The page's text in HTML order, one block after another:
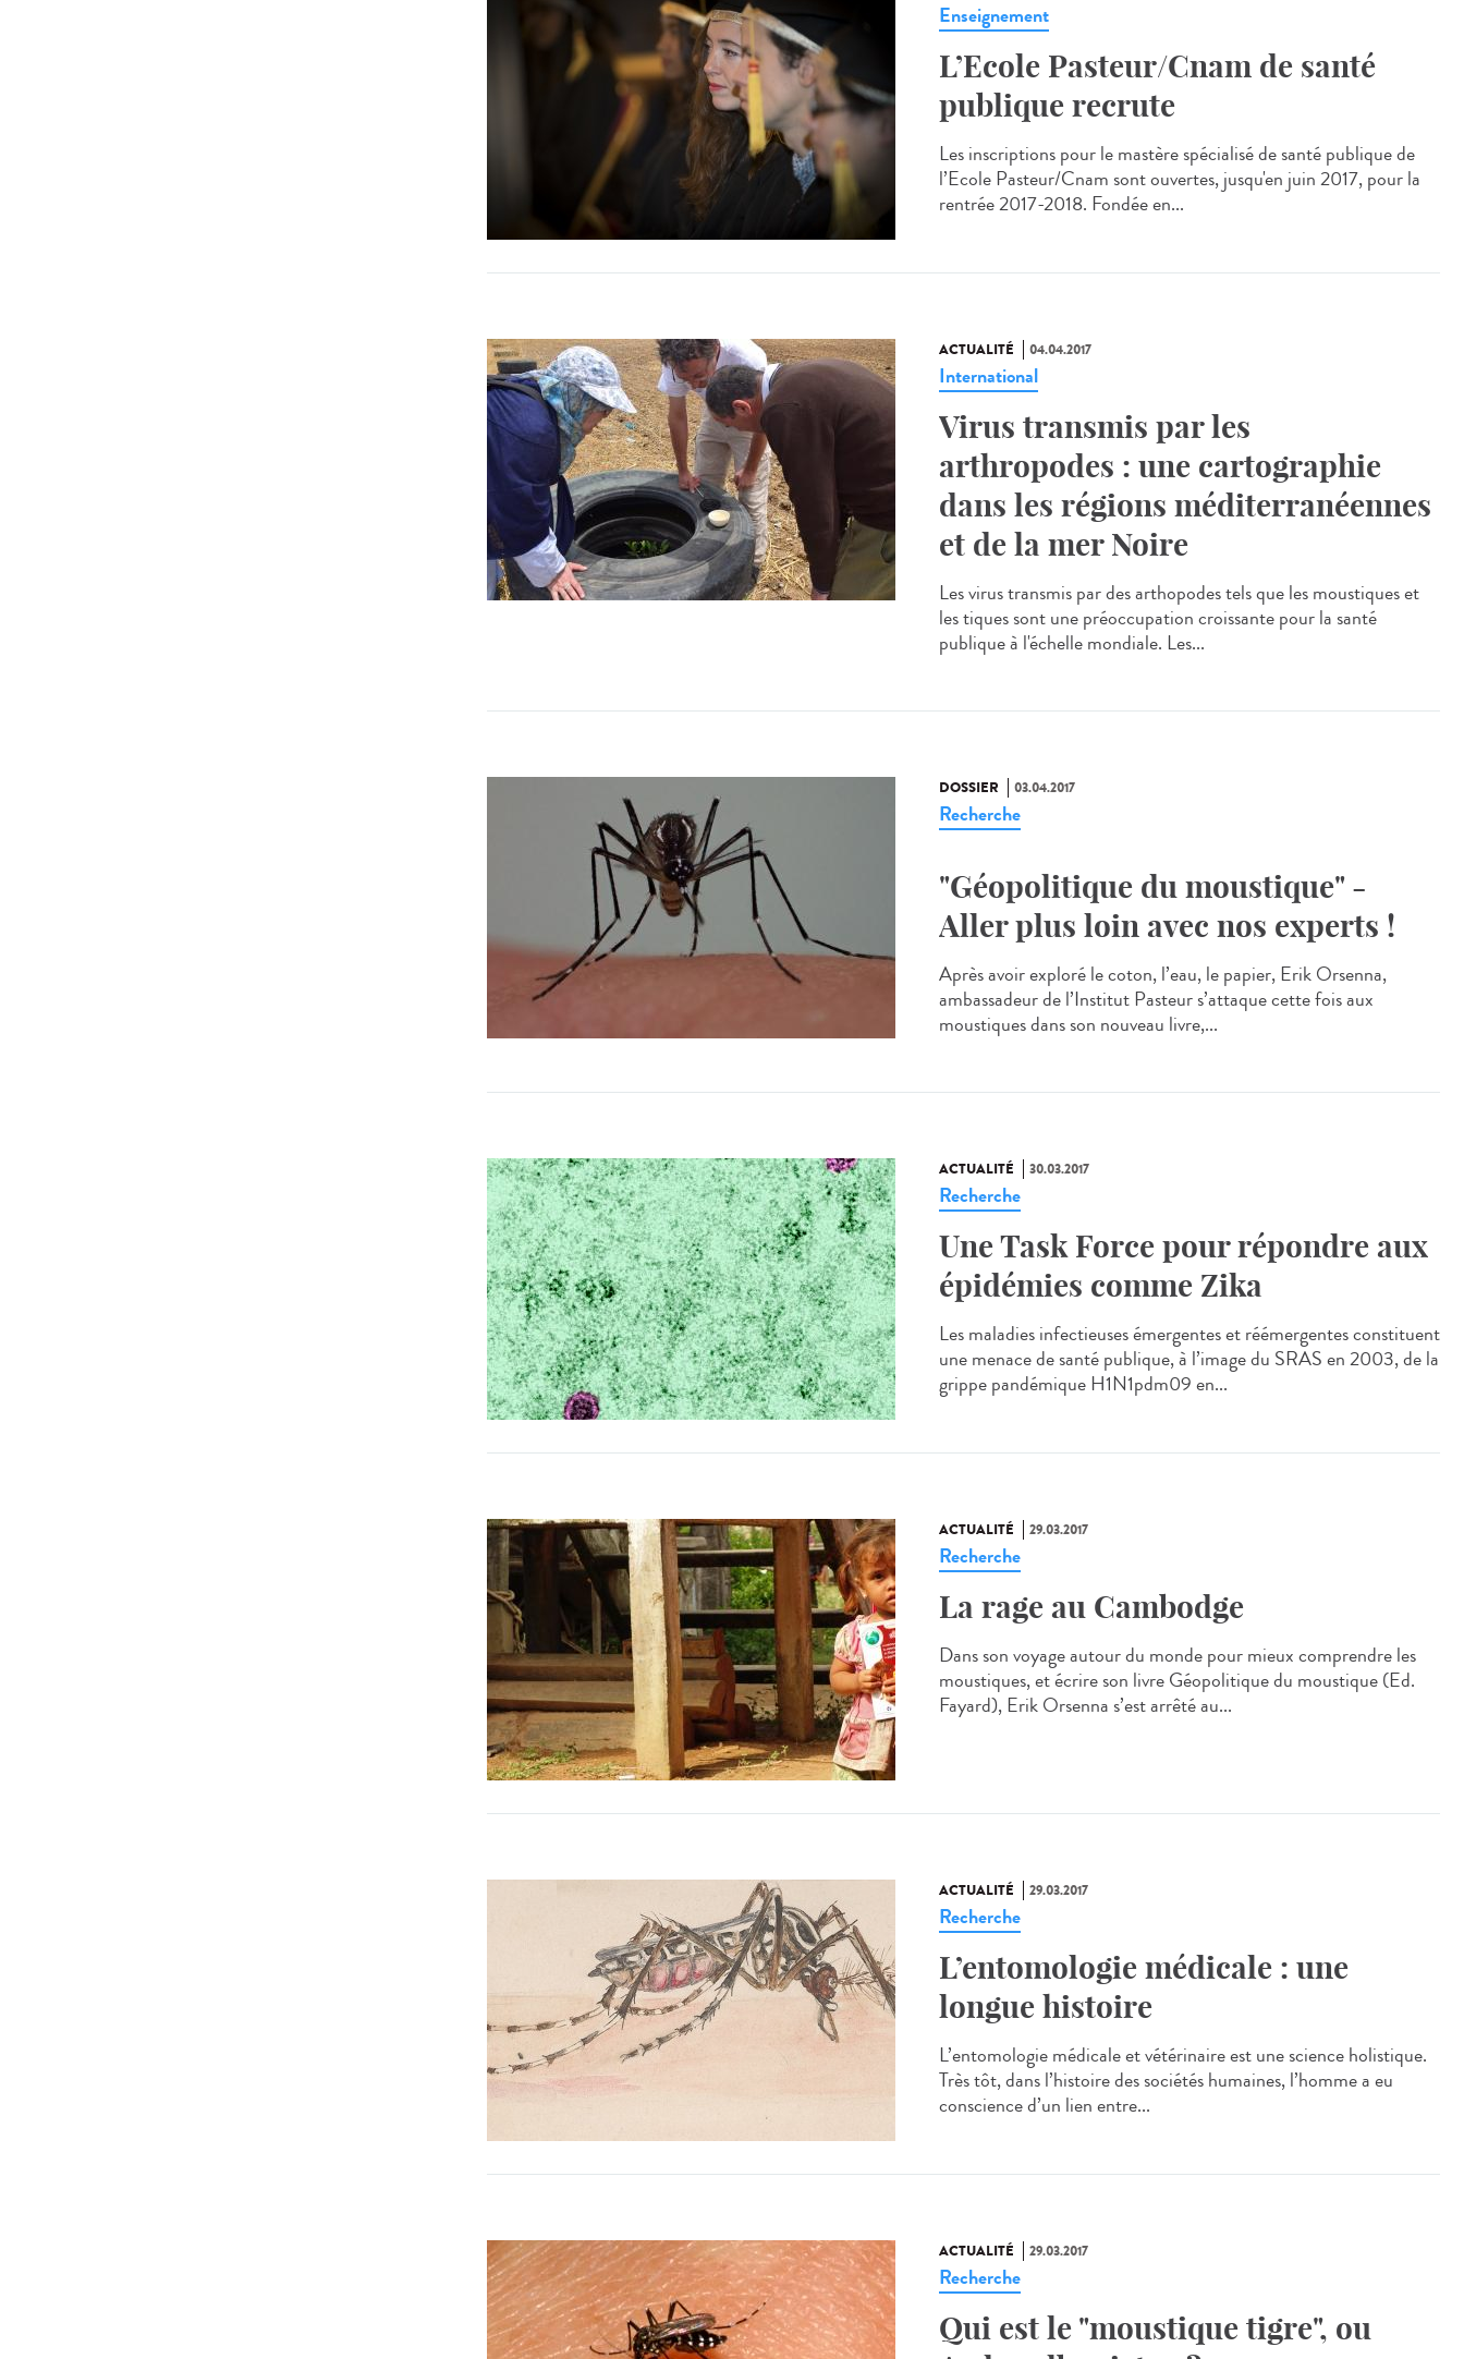
Enseignement
L’Ecole Pasteur/Cnam de santé
publique recrute
Les inscriptions pour le mastère spécialisé de santé publique de
l’Ecole Pasteur/Cnam sont ouvertes, jusqu'en juin 2017, pour la
rentrée 2017-2018. Fondée en...
ACTUALITÉ 04.04.2017
International
Virus transmis par les
arthropodes : une cartographie
dans les régions méditerranéennes
et de la mer Noire
Les virus transmis par des arthopodes tels que les moustiques et
les tiques sont une préoccupation croissante pour la santé
publique à l'échelle mondiale. Les...
DOSSIER 03.04.2017
Recherche
"Géopolitique du moustique" -
Aller plus loin avec nos experts !
Après avoir exploré le coton, l’eau, le papier, Erik Orsenna,
ambassadeur de l’Institut Pasteur s’attaque cette fois aux
moustiques dans son nouveau livre,...
ACTUALITÉ 30.03.2017
Recherche
Une Task Force pour répondre aux
épidémies comme Zika
Les maladies infectieuses émergentes et réémergentes constituent
une menace de santé publique, à l’image du SRAS en 2003, de la
grippe pandémique H1N1pdm09 en...
ACTUALITÉ 29.03.2017
Recherche
La rage au Cambodge
Dans son voyage autour du monde pour mieux comprendre les
moustiques, et écrire son livre Géopolitique du moustique (Ed.
Fayard), Erik Orsenna s’est arrêté au...
ACTUALITÉ 29.03.2017
Recherche
L’entomologie médicale : une
longue histoire
L’entomologie médicale et vétérinaire est une science holistique.
Très tôt, dans l’histoire des sociétés humaines, l’homme a eu
conscience d’un lien entre...
ACTUALITÉ 29.03.2017
Recherche
Qui est le "moustique tigre", ou